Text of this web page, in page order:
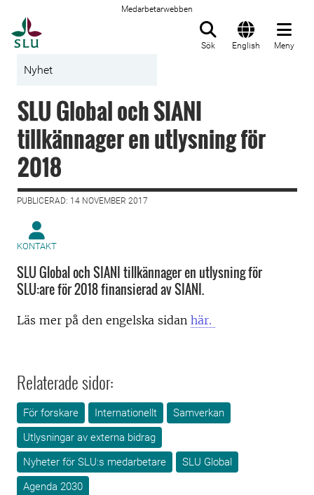
Medarbetarwebben
Sök English Meny
Nyhet
SLU Global och SIANI
tillkännager en utlysning för
2018
PUBLICERAD: 14 NOVEMBER 2017
KONTAKT
SLU Global och SIANI tillkännager en utlysning för
SLU:are för 2018 finansierad av SIANI.
Läs mer på den engelska sidan här.
Relaterade sidor:
För forskare Internationellt
Samverkan
Utlysningar av externa bidrag
Nyheter för SLU:s medarbetare
SLU Global
Agenda 2030